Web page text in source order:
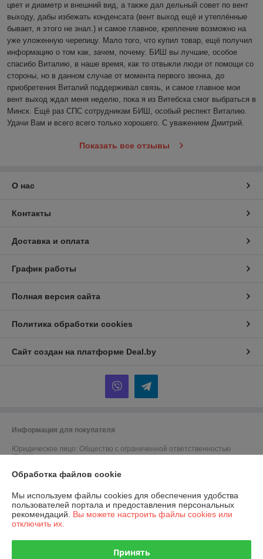
цвет и диаметр и внешний вид, а также дал дельный совет по вент
выходу, дабы избежать конденсата (вент выход ещё и утеплённые
бывает, я этого не знал.) и самое главное, крепление возможно на
уже уложенную черепицу. Мало того, что купил товар, ещё получил
информацию о том как, зачем, почему. БИШ вы лучшие, особое
спасибо Виталию, в наше время, как то отвыкли люди от помощи со
стороны, но в данном случае от момента первого звонка, до
приобретения Виталий поддерживал связь, и самое главное мои
вент выход ждал меня неделю, пока я из Витебска смог выбраться в
Минск. Ещё раз СПС сотрудникам БИШ, особый респект Виталию.
Удачи Вам и всего всего только хорошего. С уважением Дмитрий.
Показать все отзывы
О нас
Контакты
Доставка и оплата
График работы
Полная версия сайта
Политика обработки cookies
Сайт создан на платформе Deal.by
Информация для покупателя
Юридическое лицо: Общество с ограниченной ответственностью
"БИШ"
УНП: 100186112
Регистрационный орган: Администрация Первомайского района г.
Дата регистрации компании: 25.02.1992
Обработка файлов cookie
Мы используем файлы cookies для обеспечения удобства
пользователей портала и предоставления персональных
рекомендаций. Вы можете настроить файлы cookies или
отключить их.
Принять